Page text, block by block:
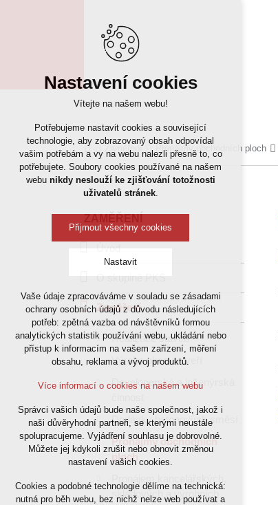
Zaměření Pronájmy obchodních ploch
Úvod
O skupině PKS
Zaměření
Realizace staveb
Výroba oken a dveří
Developerská a inženýrská
Dodávky betonových směsí
Pronájmy obchodních
ploch
skladových a výrobních
Nastavení cookies
Vítejte na našem webu!
Potřebujeme nastavit cookies a související
technologie, aby zobrazovaný obsah odpovídal
vašim potřebám a vy na webu nalezli přesně to, co
potřebujete. Soubory cookies používané na našem
webu nikdy neslouží ke zjišťování totožnosti
uživatelů stránek.
Přijmout všechny cookies
Nastavit
Technická cookies
nutná pro provozování webu
udržení kontextu stránek (session): případná
přihlášení, volby jazyka, apod.
Volitelná cookies
analytická pro anonymizované vyhodnocení
návštěvnosti
marketingová cookies (Google)
Více informací o cookies na našem webu
Vaše údaje zpracováváme v souladu se zásadami
ochrany osobních údajů z důvodu následujících
potřeb: zpětná vazba od návštěvníků formou
analytických statistik používání webu, ukládání nebo
přístup k informacím na vašem zařízení, měření
obsahu, reklama a vývoj produktů.
Více informací o cookies na našem webu
Správci vašich údajů bude naše společnost, jakož i
naši důvěryhodní partneři, se kterými neustále
spolupracujeme. Vyjádření souhlasu je dobrovolné.
Můžete jej kdykoli zrušit nebo obnovit změnou
nastavení vašich cookies.
Cookies a podobné technologie dělíme na technická:
nutná pro běh webu, bez nichž nelze web používat a